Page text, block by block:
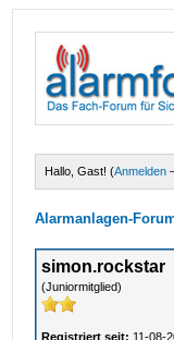
Hallo, Gast! (Anmelden
Alarmanlagen-
simon.rockstar
(Juniormitglied)
Registriert seit: 11-08-